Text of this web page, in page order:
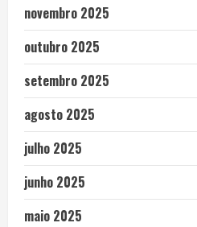
novembro 2025
outubro 2025
setembro 2025
agosto 2025
julho 2025
junho 2025
maio 2025